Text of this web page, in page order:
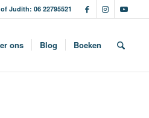
Judith: 06 22795521
ons Blog Boeken